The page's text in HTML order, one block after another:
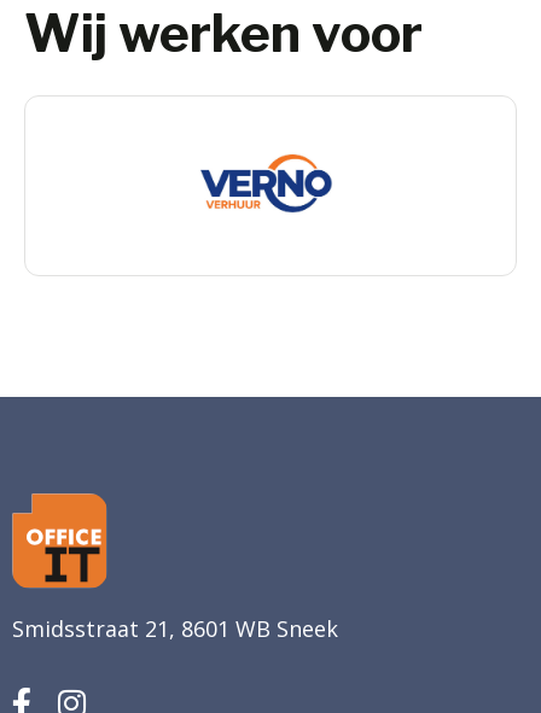
Wij werken voor
Smidsstraat 21, 8601 WB Sneek